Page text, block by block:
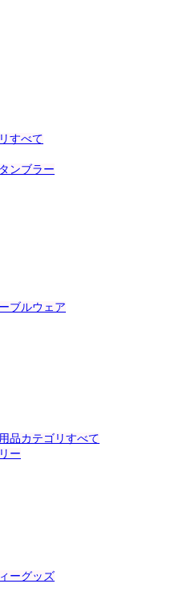
すべて
ンブラー
ブルウェア
品カテゴリすべて
ー
ーグッズ